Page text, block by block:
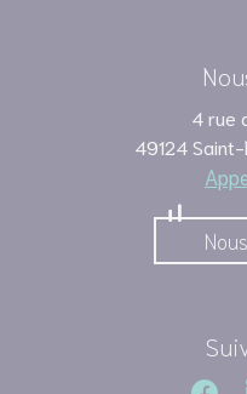
4 rue
49124